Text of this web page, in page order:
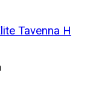
Tavenna H